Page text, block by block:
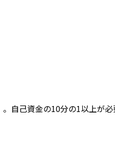
自己資金の10分の1以上が必